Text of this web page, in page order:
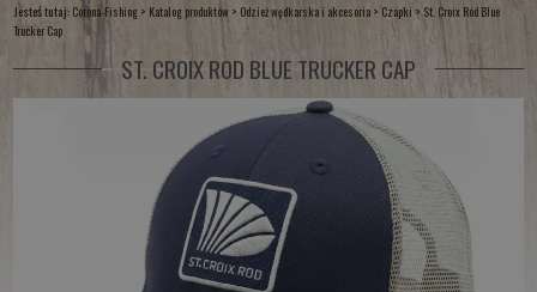
Jesteś tutaj: Corona-Fishing > Katalog produktów > Odzież wędkarska i akcesoria > Czapki >St. Croix Rod Blue
Trucker Cap
ST. CROIX ROD BLUE TRUCKER CAP